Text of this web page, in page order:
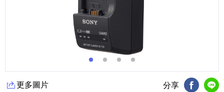
更多圖片 分享